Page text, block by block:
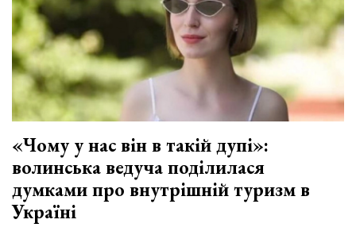
«Чому у нас він в такій дупі»:
волинська ведуча поділилася
думками про внутрішній туризм в
Україні